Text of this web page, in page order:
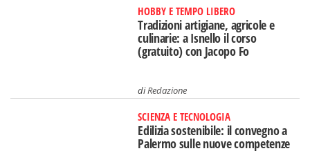
HOBBY E TEMPO LIBERO
Tradizioni artigiane, agricole e
culinarie: a Isnello il corso
(gratuito) con Jacopo Fo
diRedazione
SCIENZA E TECNOLOGIA
Edilizia sostenibile: il convegno a
Palermo sulle nuove competenze